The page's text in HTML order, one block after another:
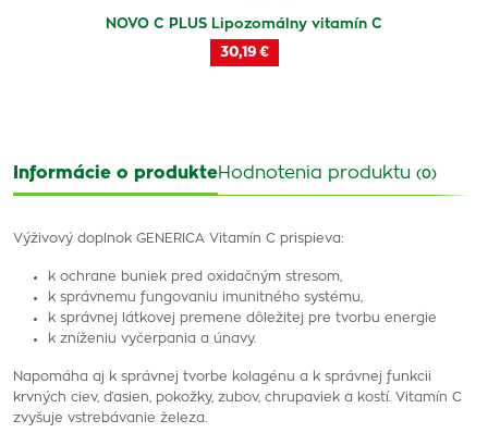
NOVO C PLUS Lipozomálny vitamín C
30,19 €
Informácie o produkteHodnotenia produktu (0)
Výživový doplnok GENERICA Vitamín C prispieva:
k ochrane buniek pred oxidačným stresom,
k správnemu fungovaniu imunitného systému,
k správnej látkovej premene dôležitej pre tvorbu energie
k zníženiu vyčerpania a únavy.
Napomáha aj k správnej tvorbe kolagénu a k správnej funkcii
krvných ciev, ďasien, pokožky, zubov, chrupaviek a kostí. Vitamín C
zvyšuje vstrebávanie železa.